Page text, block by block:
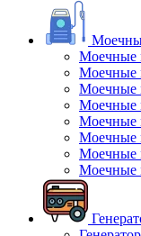
Моечные
Моечные
Моечные
Моечные
Моечные
Моечные
Моечные